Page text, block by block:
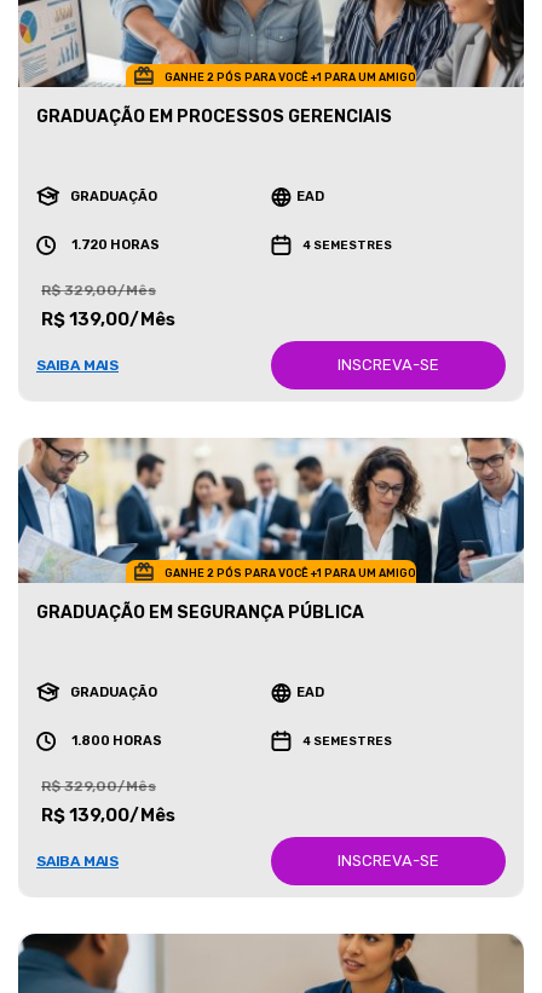
GANHE 2 PÓS PARA VOCÊ +1 PARA UM AMIGO
GRADUAÇÃO EM PROCESSOS GERENCIAIS
GRADUAÇÃO EAD
1.720 HORAS 4 SEMESTRES
R$ 329,00/Mês
R$ 139,00/Mês
SAIBA MAIS INSCREVA-SE
GANHE 2 PÓS PARA VOCÊ +1 PARA UM AMIGO
GRADUAÇÃO EM SEGURANÇA PÚBLICA
GRADUAÇÃO EAD
1.800 HORAS 4 SEMESTRES
R$ 329,00/Mês
R$ 139,00/Mês
SAIBA MAIS INSCREVA-SE